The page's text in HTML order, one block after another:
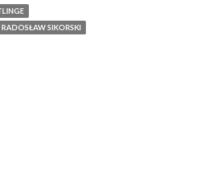
RADOSŁAW SIKORSKI